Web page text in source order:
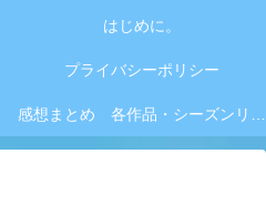
はじめに。
プライバシーポリシー
感想まとめ 各作品・シーズンリンク集